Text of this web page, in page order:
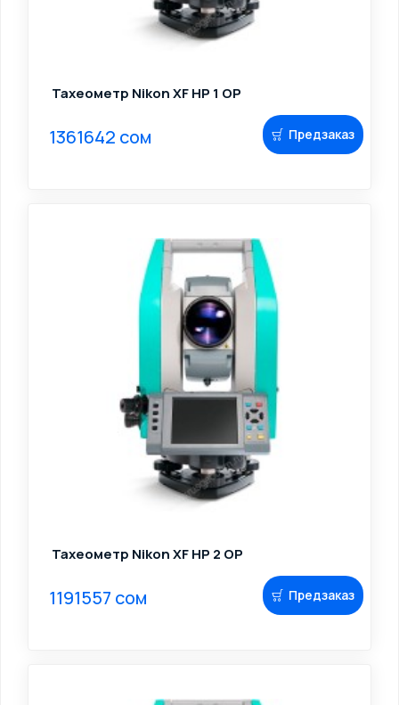
Тахеометр Nikon XF HP 1 OP
1361642 сом Предзаказ
Тахеометр Nikon XF HP 2 OP
1191557 сом Предзаказ